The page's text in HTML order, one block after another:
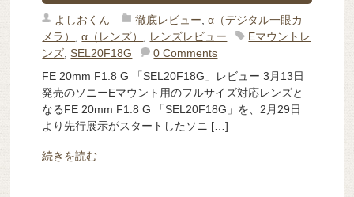
よしおくん 徹底レビュー α（デジタル一眼カ
メラ）
,α（レンズ） レンズレビュー
Eマウントレ
ンズ ,SEL20F18G
0 Comments
FE 20mm F1.8 G 「SEL20F18G」レビュー 3月13日
発売のソニーEマウント用のフルサイズ対応レンズと
なるFE 20mm F1.8 G 「SEL20F18G」を、2月29日
より先行展示がスタートしたソニ […]
続きを読む